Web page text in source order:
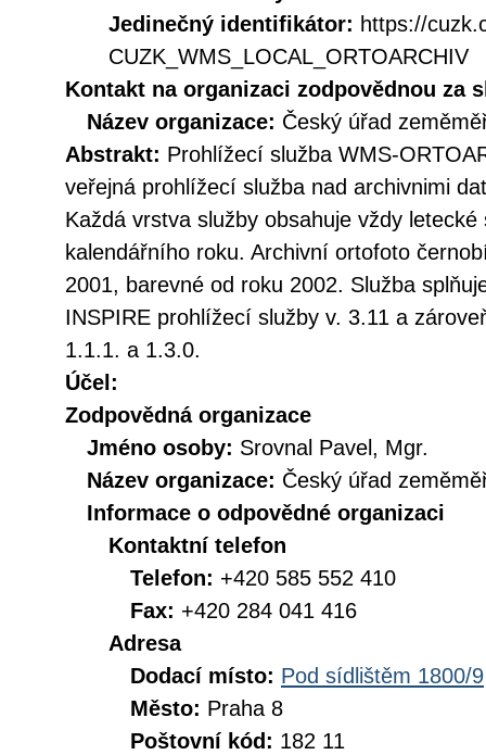
Jedinečný identifikátor: https://
CUZK_WMS_LOCAL_ORTOARCHIV
Kontakt na organizaci zodpovědnou za
Název organizace: Český úřad
Abstrakt: Prohlížecí služba WMS-
veřejná prohlížecí služba nad archivnimi
Každá vrstva služby obsahuje vždy
kalendářního roku. Archivní ortofoto
2001, barevné od roku 2002. Služba
INSPIRE prohlížecí služby v. 3.11 a
1.1.1. a 1.3.0.
Účel:
Zodpovědná organizace
Jméno osoby: Srovnal Pavel, Mgr.
Název organizace: Český úřad
Informace o odpovědné organizaci
Kontaktní telefon
Telefon: +420 585 552 410
Fax: +420 284 041 416
Adresa
Dodací místo: Pod sídlištěm 1800/9
Město: Praha 8
Poštovní kód: 182 11